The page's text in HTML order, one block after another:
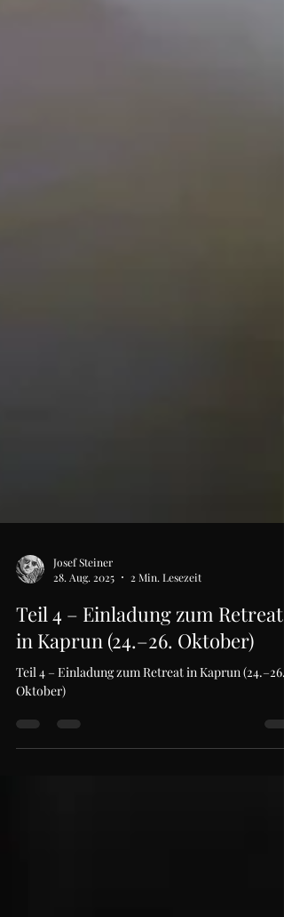
Josef Steiner
28. Aug. 2025
2 Min. Lesezeit
Teil 4 – Einladung zum Retreat
in Kaprun (24.–26. Oktober)
Teil 4 – Einladung zum Retreat in Kaprun (24.–26.
Oktober)